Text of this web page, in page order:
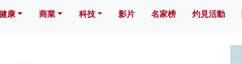
康 商業 科技 影片 名家榜 灼見活動